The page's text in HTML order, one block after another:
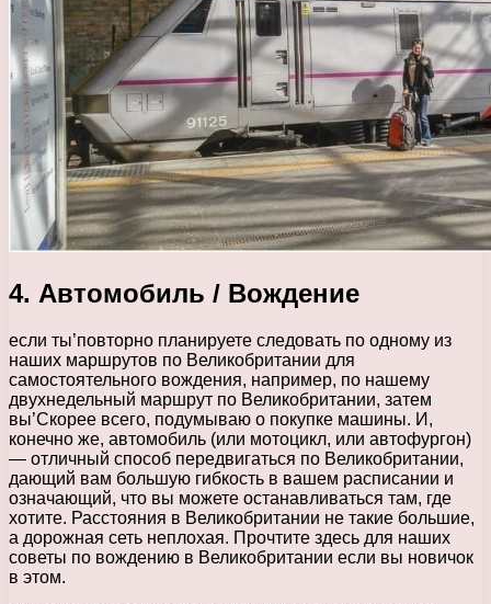
4. Автомобиль / Вождение
если ты’повторно планируете следовать по одному из
наших маршрутов по Великобритании для
самостоятельного вождения, например, по нашему
двухнедельный маршрут по Великобритании, затем
вы’Скорее всего, подумываю о покупке машины. И,
конечно же, автомобиль (или мотоцикл, или автофургон)
— отличный способ передвигаться по Великобритании,
дающий вам большую гибкость в вашем расписании и
означающий, что вы можете останавливаться там, где
хотите. Расстояния в Великобритании не такие большие,
а дорожная сеть неплохая. Прочтите здесь для наших
советы по вождению в Великобритании если вы новичок
в этом.